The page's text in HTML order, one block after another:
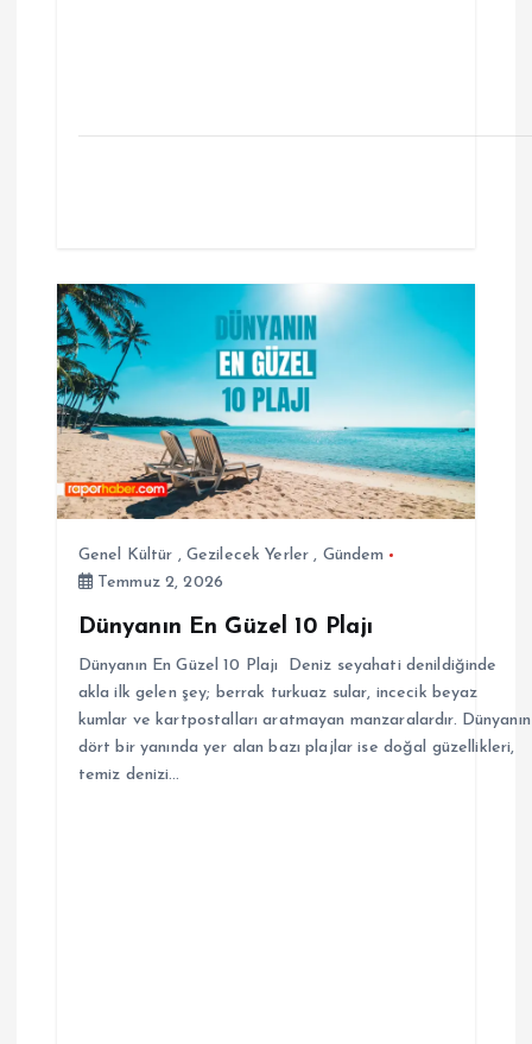
Genel Kültür , Gezilecek Yerler , Gündem
Temmuz 2, 2026
Dünyanın En Güzel 10 Plajı
Dünyanın En Güzel 10 Plajı Deniz seyahati denildiğinde
akla ilk gelen şey; berrak turkuaz sular, incecik beyaz
kumlar ve kartpostalları aratmayan manzaralardır. Dünyanın
dört bir yanında yer alan bazı plajlar ise doğal güzellikleri,
temiz denizi…